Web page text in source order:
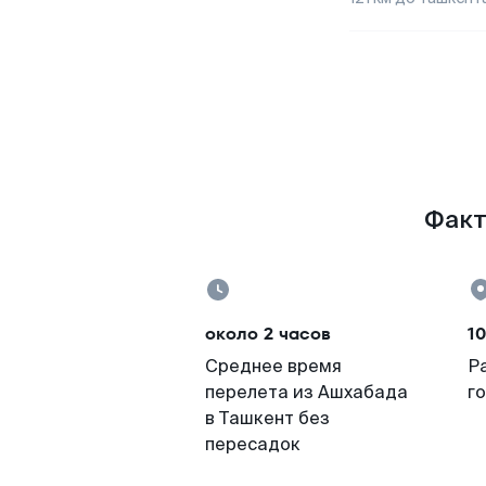
около 2 часов
Среднее время
перелета из Ашхабада
в Ташкент без
пересадок